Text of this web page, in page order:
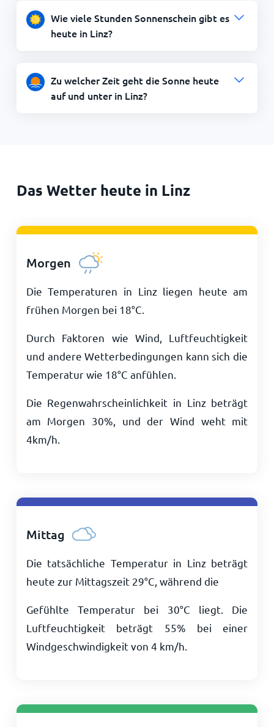
Wie viele Stunden Sonnenschein gibt es
heute in Linz?
Zu welcher Zeit geht die Sonne heute
auf und unter in Linz?
Das Wetter heute in Linz
Morgen
Die Temperaturen in Linz liegen heute am
frühen Morgen bei 18°C
Durch Faktoren wie Wind, Luftfeuchtigkeit
und andere Wetterbedingungen kann sich die
Temperatur wie 18°C anfühlen.
Die Regenwahrscheinlichkeit in Linz beträgt
am Morgen 30%, und der Wind weht mit
4km/h
Mittag
Die tatsächliche Temperatur in Linz beträgt
heute zur Mittagszeit 29°C , während die
Gefühlte Temperatur bei 30°C liegt. Die
Luftfeuchtigkeit beträgt 55% bei einer
Windgeschwindigkeit von 4 km/h